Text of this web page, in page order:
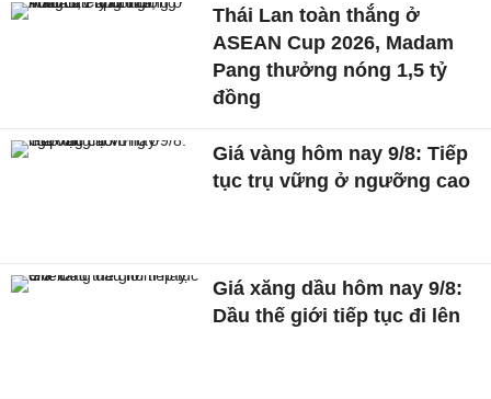
Thái Lan toàn thắng ở
ASEAN Cup 2026, Madam
Pang thưởng nóng 1,5 tỷ
đồng
Giá vàng hôm nay 9/8: Tiếp
tục trụ vững ở ngưỡng cao
Giá xăng dầu hôm nay 9/8:
Dầu thế giới tiếp tục đi lên